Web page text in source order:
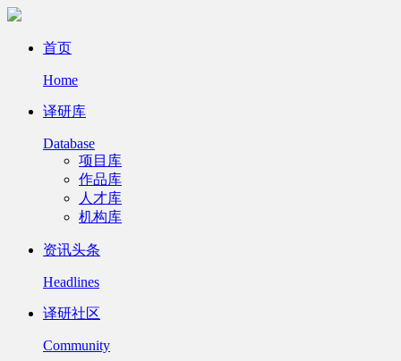
首页
Home
译研库
Database
项目库
作品库
人才库
机构库
资讯头条
Headlines
译研社区
Community